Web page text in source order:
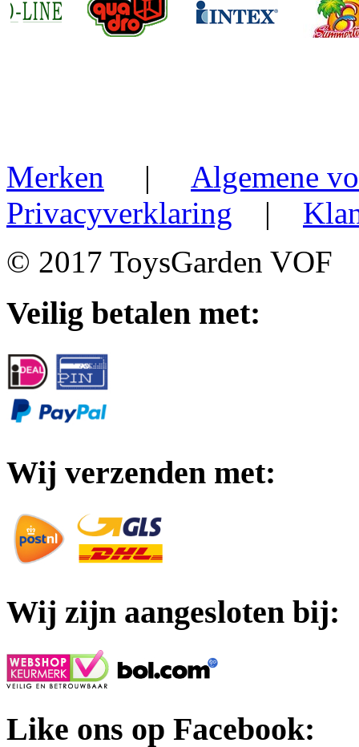
Merken | Algemene
Privacyverklaring |
© 2017 ToysGarden VOF
Veilig betalen met:
Wij verzenden met:
Wij zijn aangesloten bij:
Like ons op Facebook: